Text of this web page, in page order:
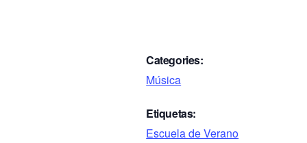
Categories:
Música
Etiquetas:
Escuela de Verano